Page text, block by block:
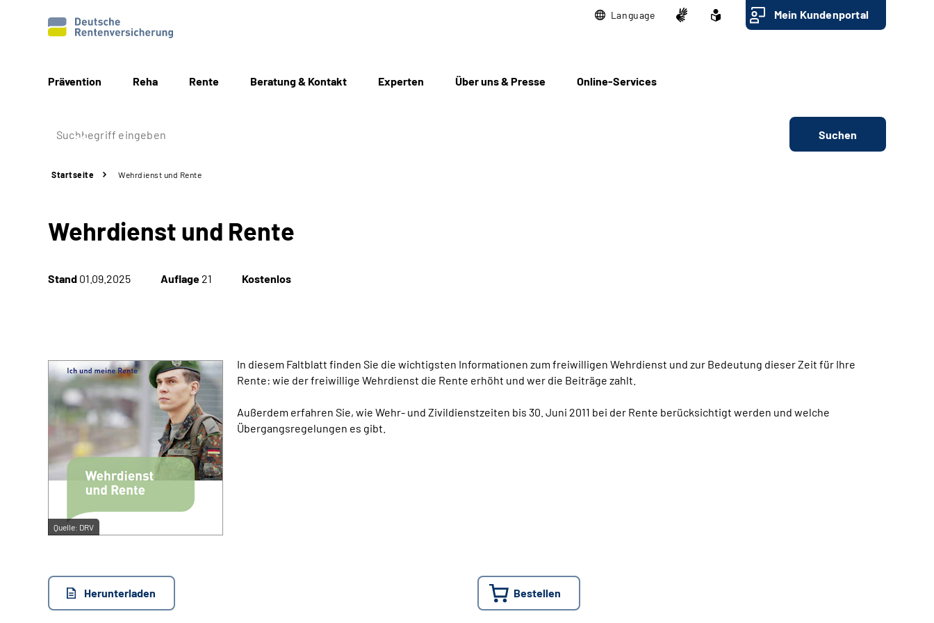
Language Mein Kundenportal
Prävention Reha Rente Beratung & Kontakt Experten Über uns & Presse Online-Services
Suchen
Startseite Wehrdienst und Rente
Wehrdienst und Rente
Stand 01.09.2025 Auflage 21 Kostenlos
Quelle: DRV
In diesem Faltblatt finden Sie die wichtigsten Informationen zum freiwilligen Wehrdienst und zur Bedeutung dieser Zeit für Ihre
Rente: wie der freiwillige Wehrdienst die Rente erhöht und wer die Beiträge zahlt.
Außerdem erfahren Sie, wie Wehr- und Zivildienstzeiten bis 30. Juni 2011 bei der Rente berücksichtigt werden und welche
Übergangsregelungen es gibt.
Herunterladen Bestellen